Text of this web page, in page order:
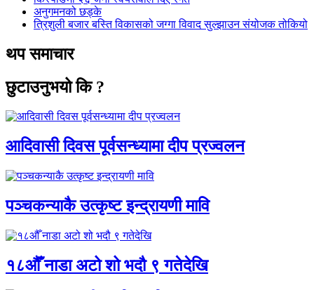
अनुगमनको छड्के
त्रिशुली बजार बस्ति विकासको जग्गा विवाद सुल्झाउन संयोजक तोकियो
थप समाचार
छुटाउनुभयो कि ?
आदिवासी दिवस पूर्वसन्ध्यामा दीप प्रज्वलन
पञ्चकन्याकै उत्कृष्ट इन्द्रायणी मावि
१८औँ नाडा अटो शो भदौ ९ गतेदेखि